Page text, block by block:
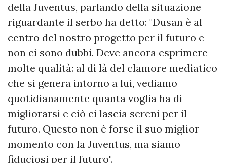
della Juventus, parlando della situazione
riguardante il serbo ha detto: "Dusan è al
centro del nostro progetto per il futuro e
non ci sono dubbi. Deve ancora esprimere
molte qualità: al di là del clamore mediatico
che si genera intorno a lui, vediamo
quotidianamente quanta voglia ha di
migliorarsi e ciò ci lascia sereni per il
futuro. Questo non è forse il suo miglior
momento con la Juventus, ma siamo
fiduciosi per il futuro".